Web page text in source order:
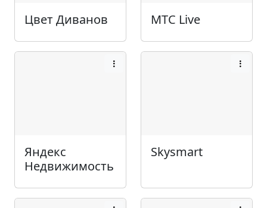
Цвет Диванов МТС Live
Яндекс
Недвижимость
Skysmart